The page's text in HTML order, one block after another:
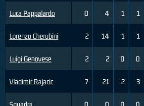
Luca Pappalardo
Lorenzo Cherubini
Luigi Genovese
Vladimir Rajacic
0 4 1 1
2 14 1 1
2 2 0 0
7 21 2 3